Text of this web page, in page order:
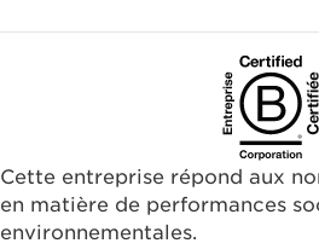
Cette entreprise répond aux
en matière de performances
environnementales.​